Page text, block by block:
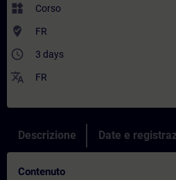
widgets Corso
where_to_vote FR
access_time 3 days
translate FR
Descrizione Date e
Contenuto